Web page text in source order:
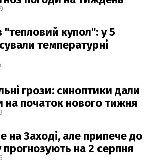
"тепловий купол": у 5
температурні
грози: синоптики дали
на початок нового тижня
Заході, але припече до
прогнозують на 2 серпня